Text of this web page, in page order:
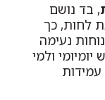
, בד נושם
לחות, כך
נעימה
ולמי